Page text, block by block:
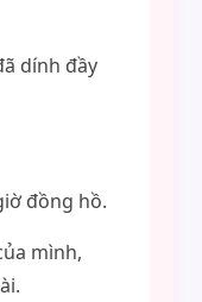
dính đầy
đồng hồ.
mình,